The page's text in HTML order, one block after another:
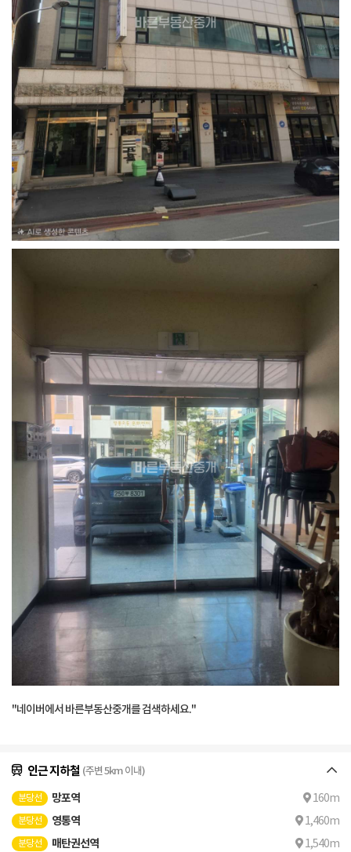
"네이버에서 바른부동산중개를 검색하세요."
인근 지하철 (주변 5km 이내)
분당선 망포역 160m
분당선 영통역 1,460m
분당선 매탄권선역 1,540m